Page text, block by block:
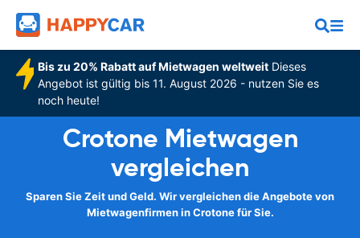
Bis zu 20% Rabatt auf Mietwagen weltweitDieses
Angebot ist gültig bis 11. August 2026 - nutzen Sie es
noch heute!
Crotone Mietwagen
vergleichen
Sparen Sie Zeit und Geld. Wir vergleichen die Angebote von
Mietwagenfirmen in Crotone für Sie.